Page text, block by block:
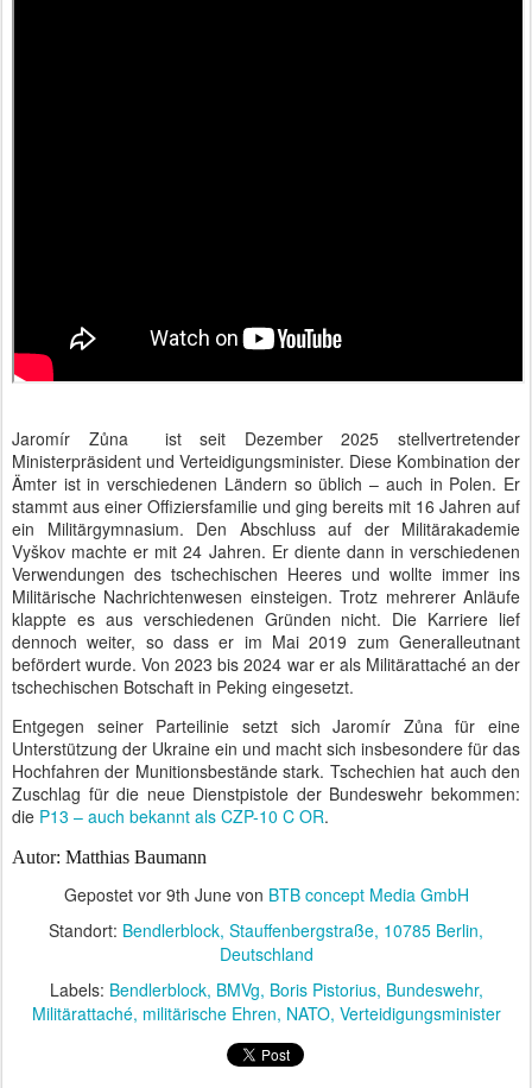
Jaromír Zůna
ist seit Dezember 2025 stellvertretender
Ministerpräsident und Verteidigungsminister. Diese Kombination der
Ämter ist in verschiedenen Ländern so üblich – auch in Polen. Er
stammt aus einer Offiziersfamilie und ging bereits mit 16 Jahren auf
ein Militärgymnasium. Den Abschluss auf der Militärakademie
Vyškov machte er mit 24 Jahren. Er diente dann in verschiedenen
Verwendungen des tschechischen Heeres und wollte immer ins
Militärische Nachrichtenwesen einsteigen. Trotz mehrerer Anläufe
klappte es aus verschiedenen Gründen nicht. Die Karriere lief
dennoch weiter, so dass er im Mai 2019 zum Generalleutnant
befördert wurde. Von 2023 bis 2024 war er als Militärattaché an der
tschechischen Botschaft in Peking eingesetzt.
Entgegen seiner Parteilinie setzt sichJaromír Zůna für eine
Unterstützung der Ukraine ein und macht sich insbesondere für das
Hochfahren der Munitionsbestände stark. Tschechien hat auch den
Zuschlag für die neue Dienstpistole der Bundeswehr bekommen:
die P13 – auch bekannt als CZP-10 C OR.
Autor: Matthias Baumann
Gepostet vor 9th Junevon BTB concept Media GmbH
Standort: Bendlerblock, Stauffenbergstraße, 10785 Berlin,
Deutschland
Labels: Bendlerblock BMVg Boris Pistorius Bundeswehr
Militärattaché militärische Ehren NATO Verteidigungsminister